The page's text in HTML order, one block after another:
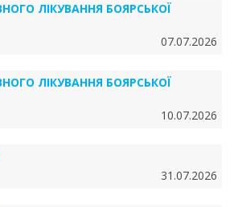
ЛІКУВАННЯ БОЯРСЬКОЇ
07.07.2026
ЛІКУВАННЯ БОЯРСЬКОЇ
10.07.2026
31.07.2026